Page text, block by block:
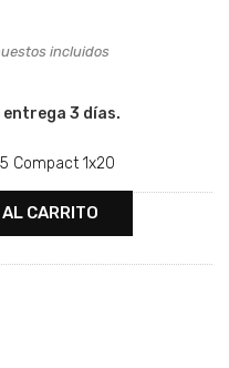
incluidos
3 días.
Compact 1x20
CARRITO